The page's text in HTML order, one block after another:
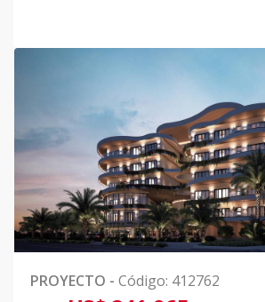
PROYECTO - Código: 412762